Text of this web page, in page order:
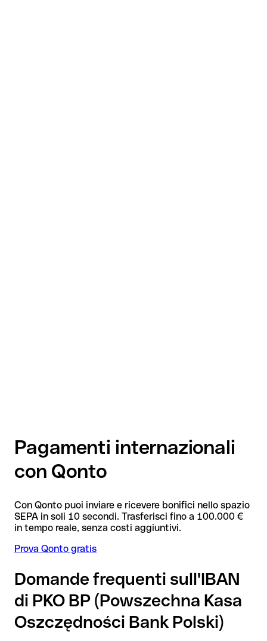
Pagamenti internazionali
con Qonto
Con Qonto puoi inviare e ricevere bonifici nello spazio
SEPA in soli 10 secondi. Trasferisci fino a 100.000 €
in tempo reale, senza costi aggiuntivi.
Prova Qonto gratis
Domande frequenti sull'IBAN
di PKO BP (Powszechna Kasa
Oszczędności Bank Polski)